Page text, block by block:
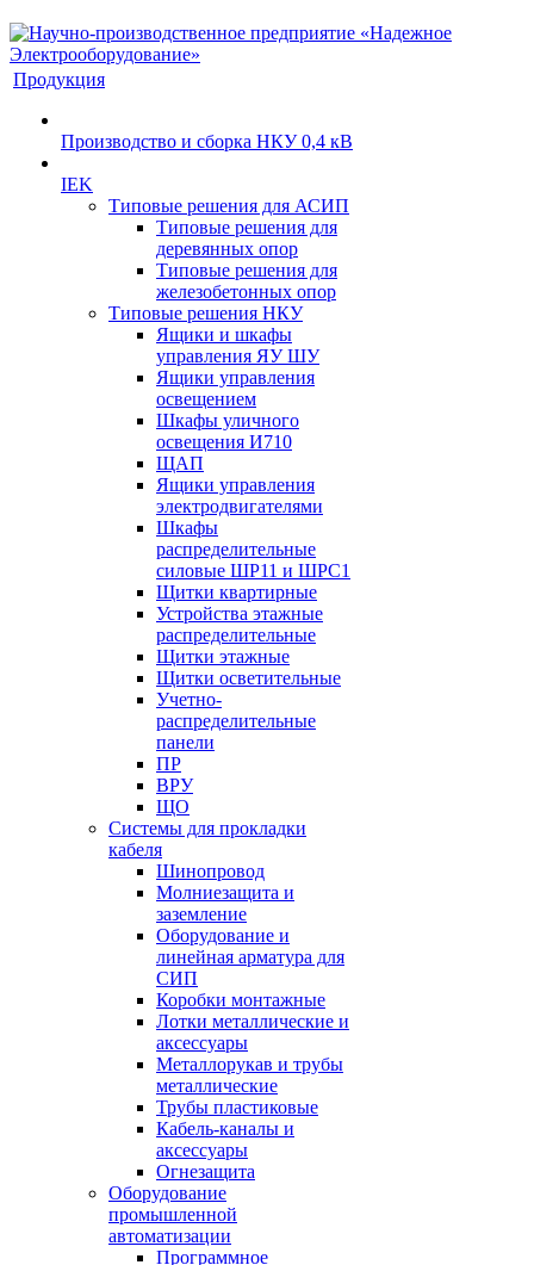
Продукция
Производство и сборка НКУ 0,4 кВ
IEK
Типовые решения для АСИП
Типовые решения для
деревянных опор
Типовые решения для
железобетонных опор
Типовые решения НКУ
Ящики и шкафы
управления ЯУ ШУ
Ящики управления
освещением
Шкафы уличного
освещения И710
ЩАП
Ящики управления
электродвигателями
Шкафы
распределительные
силовые ШР11 и ШРС1
Щитки квартирные
Устройства этажные
распределительные
Щитки этажные
Щитки осветительные
Учетно-
распределительные
панели
ПР
ВРУ
ЩО
Системы для прокладки
кабеля
Шинопровод
Молниезащита и
заземление
Оборудование и
линейная арматура для
СИП
Коробки монтажные
Лотки металлические и
аксессуары
Металлорукав и трубы
металлические
Трубы пластиковые
Кабель-каналы и
аксессуары
Огнезащита
Оборудование
промышленной
автоматизации
Программное